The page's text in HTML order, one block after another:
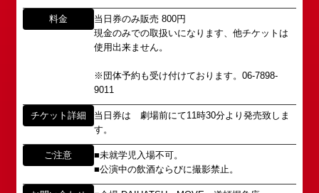
料金
当日券のみ販売 800円
現金のみでの取扱いになります、他チケットは
使用出来ません。
※団体予約も受け付けております。06-7898-
9011
チケット詳細
当日券は 劇場前にて11時30分より発売致しま
す。
ご注意
■未就学児入場不可。
■公演中の飲酒ならびに撮影禁止。
DAIHATSU
心斎橋角座トップ
公演情報
アクセス
お問い合わせ
その後、「角座」の名称は、松竹(株)の直営映画館
(大阪市中央区)や
がれていましたが、
2008年の角座ビル(大阪市中央区)の閉館と共に、
消滅致しました。
この由緒ある名称を、日本のエンタテインメントの
中心である東京・大阪で復活させ、 新たな歴史を
スタートさせたいと考えております。
イベント出演依頼のお問い合わせ
以下のページからお問い合わせ願います。
イベント出演依頼メール送信フォーム
https://www.shochikugeino.co.jp/event/form/
タレントへのファンメール
fanmail@shochikugeino.jp
ホームページに関するご意見・ご感想（※）